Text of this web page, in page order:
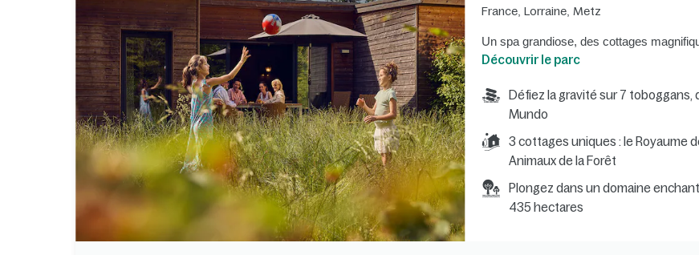
France, Lorraine, Metz
Un spa grandiose, des cottages
Découvrir le parc
Défiez la gravité sur 7 toboggans,
Mundo
3 cottages uniques : le Royaume
Animaux de la Forêt
Plongez dans un domaine
435 hectares